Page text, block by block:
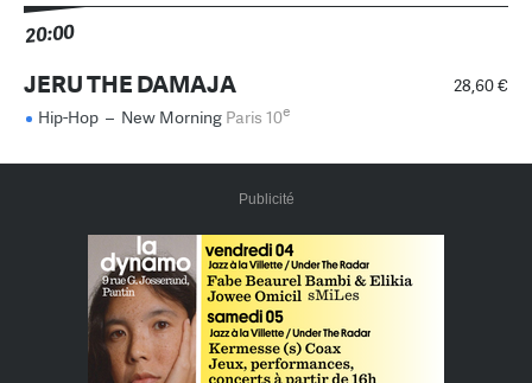
20:00
28,60 €
JERU THE DAMAJA
Hip-Hop – New Morning Paris 10e
Publicité